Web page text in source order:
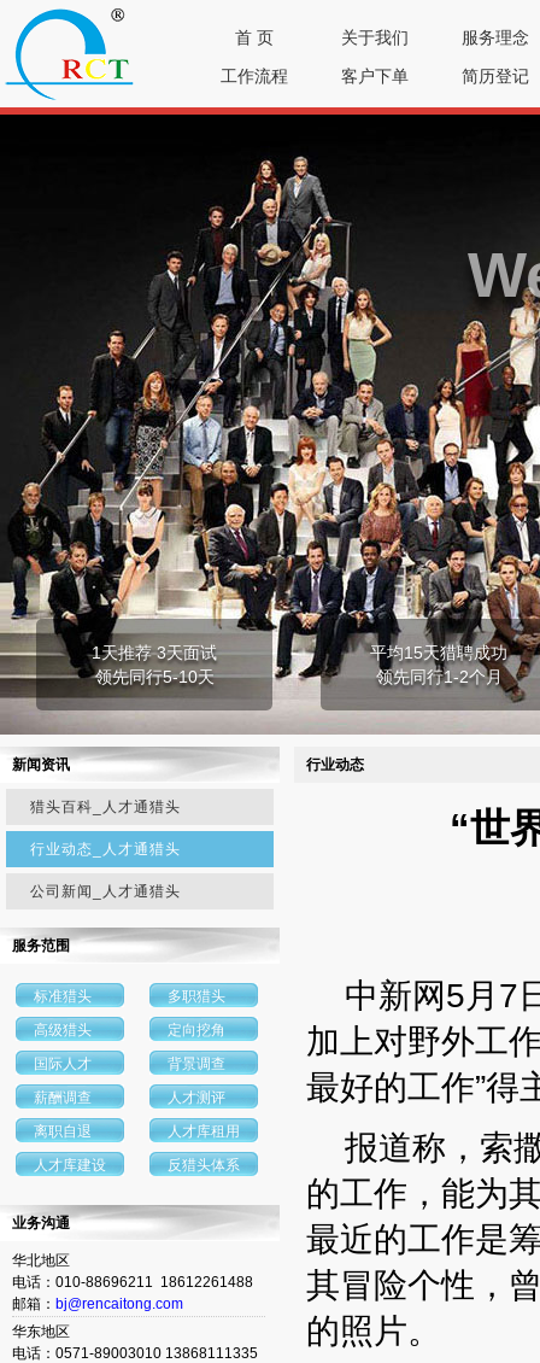
首 页 关于我们
服务理念
工作流程
客户下单 简历登记
1天推荐 3天面试
领先同行5-10天
平均15天猎聘成功
领先同行1-2个月
新闻资讯
猎头百科_人才通猎头
行业动态_人才通猎头
公司新闻_人才通猎头
服务范围
标准猎头
多职猎头
高级猎头
定向挖角
国际人才
背景调查
薪酬调查
人才测评
离职自退
人才库租用
人才库建设
反猎头体系
业务沟通
华北地区
电话：010-88696211 18612261488
邮箱： bj@rencaitong.com
华东地区
电话：0571-89003010 13868111335
行业动态
“世
中新网5月7
加上对野外工
最好的工作”得
报道称，索
的工作，能为
最近的工作是
其冒险个性，
的照片。